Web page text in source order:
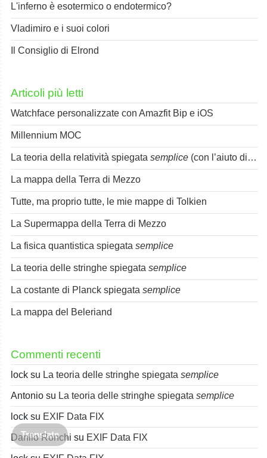
L'inferno è esotermico o endotermico?
Vladimiro e i suoi colori
Il Consiglio di Elrond
Articoli più letti
Watchface personalizzate con Amazfit Bip e iOS
Millennium MOC
La teoria della relatività spiegata semplice (con l’aiuto di Spok)
La mappa della Terra di Mezzo
Tutte, ma proprio tutte, le mie mappe di Tolkien
La Supermappa della Terra di Mezzo
La fisica quantistica spiegata semplice
La teoria delle stringhe spiegata semplice
La costante di Planck spiegata semplice
La mappa del Beleriand
Commenti recenti
lock su La teoria delle stringhe spiegata semplice
Antonio su La teoria delle stringhe spiegata semplice
lock su EXIF Data FIX
Danilo Ronchi su EXIF Data FIX
Translate